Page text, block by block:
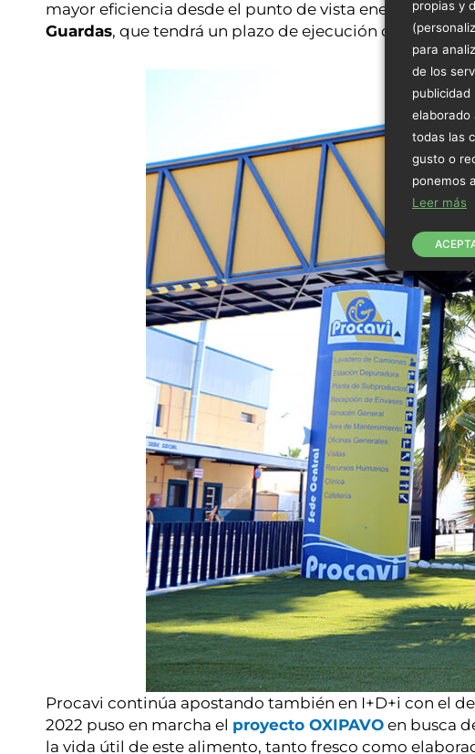
mayor eficiencia desde el punto de vista energético.
Guardas, que tendrá un plazo de ejecución de un año
Procavi continúa apostando también en I+D+i con el
2022 puso en marcha el proyecto OXIPAVO en busca
la vida útil de este alimento, tanto fresco como
propias y
para
de los
elaborado
todas las
gusto o
ponemos
Leer más